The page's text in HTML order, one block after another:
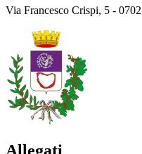
Via Francesco Crispi, 5 -